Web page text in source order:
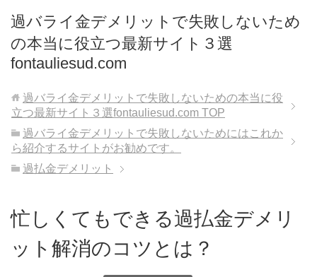
過バライ金デメリットで失敗しないため
の本当に役立つ最新サイト３選
fontauliesud.com
過バライ金デメリットで失敗しないための本当に役
立つ最新サイト３選fontauliesud.com TOP
過バライ金デメリットで失敗しないためにはこれか
ら紹介するサイトがお勧めです。
過払金デメリット
忙しくてもできる過払金デメリ
ット解消のコツとは？